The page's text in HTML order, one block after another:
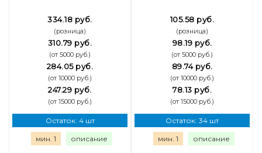
334.18 руб.
(розница)
310.79 руб.
(от 5000 руб.)
284.05 руб.
(от 10000 руб.)
247.29 руб.
(от 15000 руб.)
Остаток: 4 шт
мин. 1 описание
105.58 руб.
(розница)
98.19 руб.
(от 5000 руб.)
89.74 руб.
(от 10000 руб.)
78.13 руб.
(от 15000 руб.)
Остаток: 34 шт
мин. 1 описание